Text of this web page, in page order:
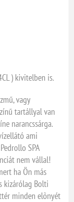
) kivitelben is.
vagy
tartállyal van
narancssárga.
ami
SPA
nem vállal!
ha Ön más
kizárólag Bolti
minden elõnyét